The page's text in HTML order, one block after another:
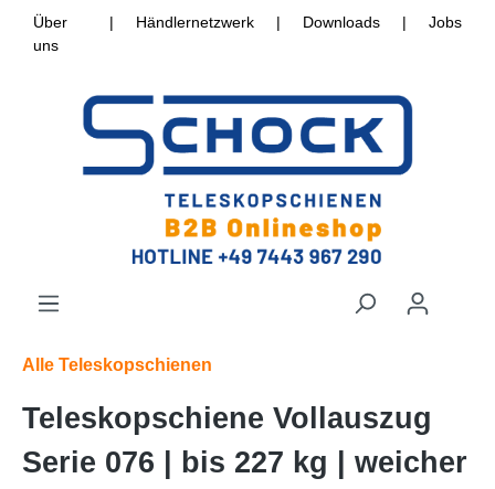
Über
uns
| Händlernetzwerk | Downloads | Jobs
Alle Teleskopschienen
Teleskopschiene Vollauszug
Serie 076 | bis 227 kg | weicher